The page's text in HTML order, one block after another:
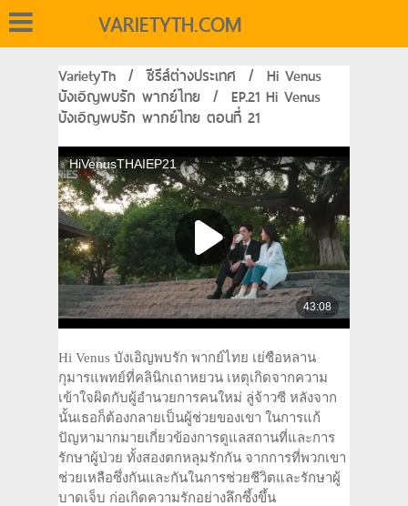
VARIETYTH.COM
VarietyTh / ซีรีส์ต่างประเทศ / Hi Venus
บังเอิญพบรัก พากย์ไทย / EP.21 Hi Venus
บังเอิญพบรัก พากย์ไทย ตอนที่ 21
Hi Venus บังเอิญพบรัก พากย์ไทย เย่ซือหลาน
กุมารแพทย์ที่คลินิกเถาหยวน เหตุเกิดจากความ
เข้าใจผิดกับผู้อำนวยการคนใหม่ ลู่จ้าวซี หลังจาก
นั้นเธอก็ต้องกลายเป็นผู้ช่วยของเขา ในการแก้
ปัญหามากมายเกี่ยวข้องการดูแลสถานที่และการ
รักษาผู้ป่วย ทั้งสองตกหลุมรักกัน จากการที่พวกเขา
ช่วยเหลือซึ่งกันและกันในการช่วยชีวิตและรักษาผู้
บาดเจ็บ ก่อเกิดความรักอย่างลึกซึ้งขึ้น